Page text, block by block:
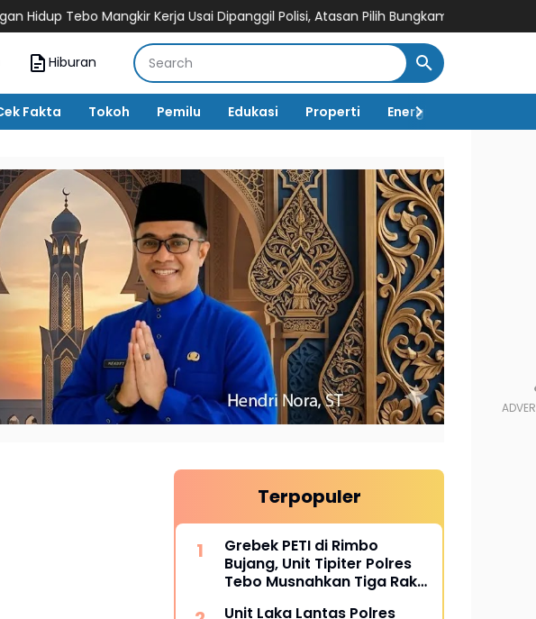
Kerja Usai Dipanggil Polisi, Atasan Pilih Bungkam Oknum PNS Dishub Tebo
Hiburan
Fakta Tokoh Pemilu Edukasi Properti Energi
Terpopuler
Grebek PETI di Rimbo
Bujang, Unit Tipiter Polres
Tebo Musnahkan Tiga Rakit
Unit Laka Lantas Polres